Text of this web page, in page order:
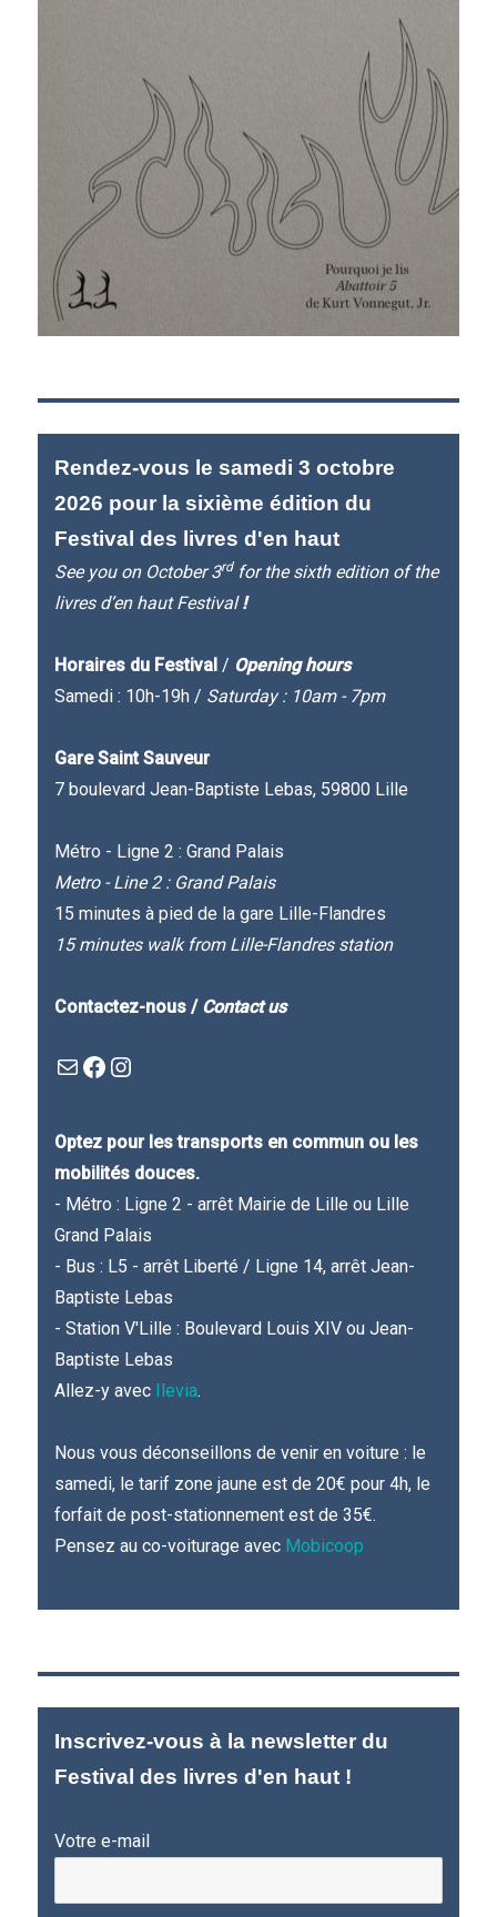
Rendez-vous le samedi 3 octobre
2026 pour la sixième édition du
Festival des livres d'en haut
See you on October 3rdfor the sixth edition of the
livres d’en haut Festival!
Horaires du Festival / Opening hours
Samedi : 10h-19h / Saturday : 10am - 7pm
Gare Saint Sauveur
7 boulevard Jean-Baptiste Lebas, 59800 Lille
Métro - Ligne 2 : Grand Palais
Metro - Line 2 : Grand Palais
15 minutes à pied de la gare Lille-Flandres
15 minutes walk from Lille-Flandres station
Contactez-nous / Contact us
Mail
Facebook : Festivla des livres d'en hautInstagram
Optez pour les transports en commun ou les
mobilités douces.
- Métro : Ligne 2 - arrêt Mairie de Lille ou Lille
Grand Palais
- Bus : L5 - arrêt Liberté / Ligne 14, arrêt Jean-
Baptiste Lebas
- Station V'Lille : Boulevard Louis XIV ou Jean-
Baptiste Lebas
Allez-y avec Ilevia.
Nous vous déconseillons de venir en voiture : le
samedi, le tarif zone jaune est de 20€ pour 4h, le
forfait de post-stationnement est de 35€.
Pensez au co-voiturage avec Mobicoop
Inscrivez-vous à la newsletter du
Festival des livres d'en haut !
Votre e-mail